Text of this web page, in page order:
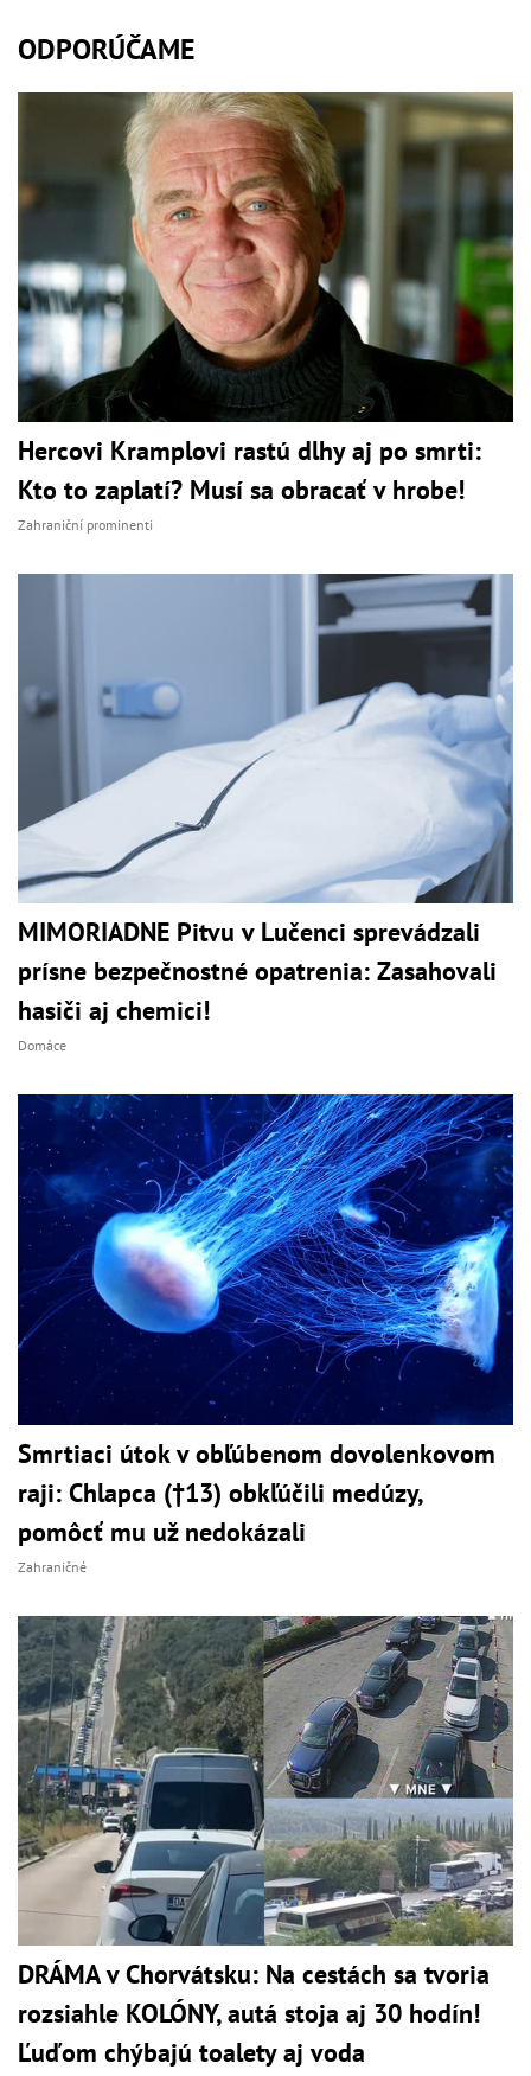
ODPORÚČAME
Hercovi Kramplovi rastú dlhy aj po smrti:
Kto to zaplatí? Musí sa obracať v hrobe!
Zahraniční prominenti
MIMORIADNE Pitvu v Lučenci sprevádzali
prísne bezpečnostné opatrenia: Zasahovali
hasiči aj chemici!
Domáce
Smrtiaci útok v obľúbenom dovolenkovom
raji: Chlapca (†13) obkľúčili medúzy,
pomôcť mu už nedokázali
Zahraničné
DRÁMA v Chorvátsku: Na cestách sa tvoria
rozsiahle KOLÓNY, autá stoja aj 30 hodín!
Ľuďom chýbajú toalety aj voda